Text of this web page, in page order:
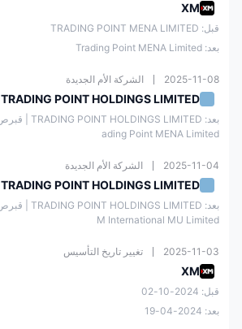
XM
قبل: TRADING POINT MENA LIMITED
بعد: Trading Point MENA Limited
2025-11-08 الشركة الأم الجديدة
TRADING POINT HOLDINGS LIMITED
ading Point MENA Limited
2025-11-04 الشركة الأم الجديدة
TRADING POINT HOLDINGS LIMITED
M International MU Limited
2025-11-03 تغيير تاريخ التأسيس
XM
قبل: 2024-10-02
بعد: 2024-04-19